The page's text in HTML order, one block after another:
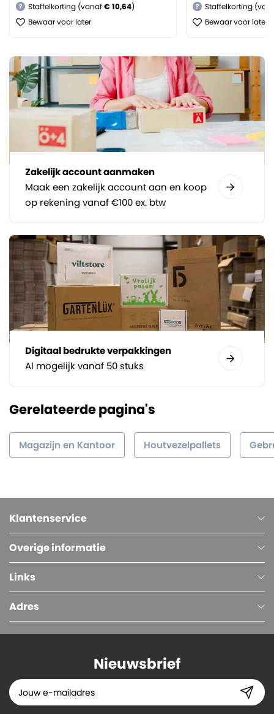
? Staffelkorting (vanaf€ 10,64)
Bewaar voor later
?
Staffelkorting
Bewaar voor later
Zakelijk account aanmaken
Maak een zakelijk account aan en koop
op rekening vanaf €100 ex. btw
Digitaal bedrukte verpakkingen
Al mogelijk vanaf 50 stuks
Gerelateerde pagina's
Magazijn en Kantoor Houtvezelpallets
Klantenservice
Overige informatie
Links
Adres
Nieuwsbrief